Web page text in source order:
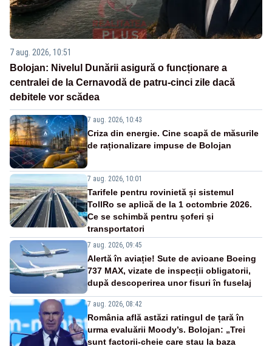
7 aug. 2026, 10:51
Bolojan: Nivelul Dunării asigură o funcționare a
centralei de la Cernavodă de patru-cinci zile dacă
debitele vor scădea
7 aug. 2026, 10:43
Criza din energie. Cine scapă de măsurile
de raționalizare impuse de Bolojan
7 aug. 2026, 10:01
Tarifele pentru rovinietă și sistemul
TollRo se aplică de la 1 octombrie 2026.
Ce se schimbă pentru șoferi și
transportatori
7 aug. 2026, 09:45
Alertă în aviație! Sute de avioane Boeing
737 MAX, vizate de inspecții obligatorii,
după descoperirea unor fisuri în fuselaj
7 aug. 2026, 08:42
România află astăzi ratingul de țară în
urma evaluării Moody’s. Bolojan: „Trei
sunt factorii-cheie care stau la baza